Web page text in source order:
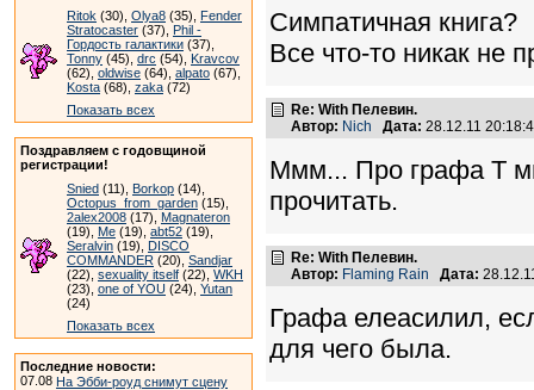
Ritok (30), Olya8 (35), Fender
Stratocaster (37), Phil -
Гордость галактики (37),
Tonny (45), drc (54), Kravcov
(62), oldwise (64), alpato (67),
Kosta (68), zaka (72)
Показать всех
Поздравляем с годовщиной
регистрации!
Snied (11), Borkop (14),
Octopus_from_garden (15),
2alex2008 (17), Magnateron
(19), Me (19), abt52 (19),
Seralvin (19), DISCO
COMMANDER (20), Sandjar
(22), sexuality itself (22), WKH
(23), one of YOU (24), Yutan
(24)
Показать всех
Последние новости:
07.08 На Эбби-роуд снимут сцену
Симпатичная книга?
Все что-то никак не
Re: With Пелевин.
Автор: Nich Дата: 28.12.11
Ммм... Про графа Т
прочитать.
Re: With Пелевин.
Автор: Flaming Rain Дата:
Графа елеасилил,
для чего была.